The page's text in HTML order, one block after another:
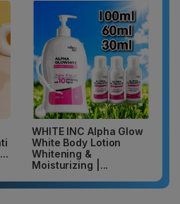
WHITE INC Alpha Glow
White Body Lotion
Whitening &
Moisturizing |...